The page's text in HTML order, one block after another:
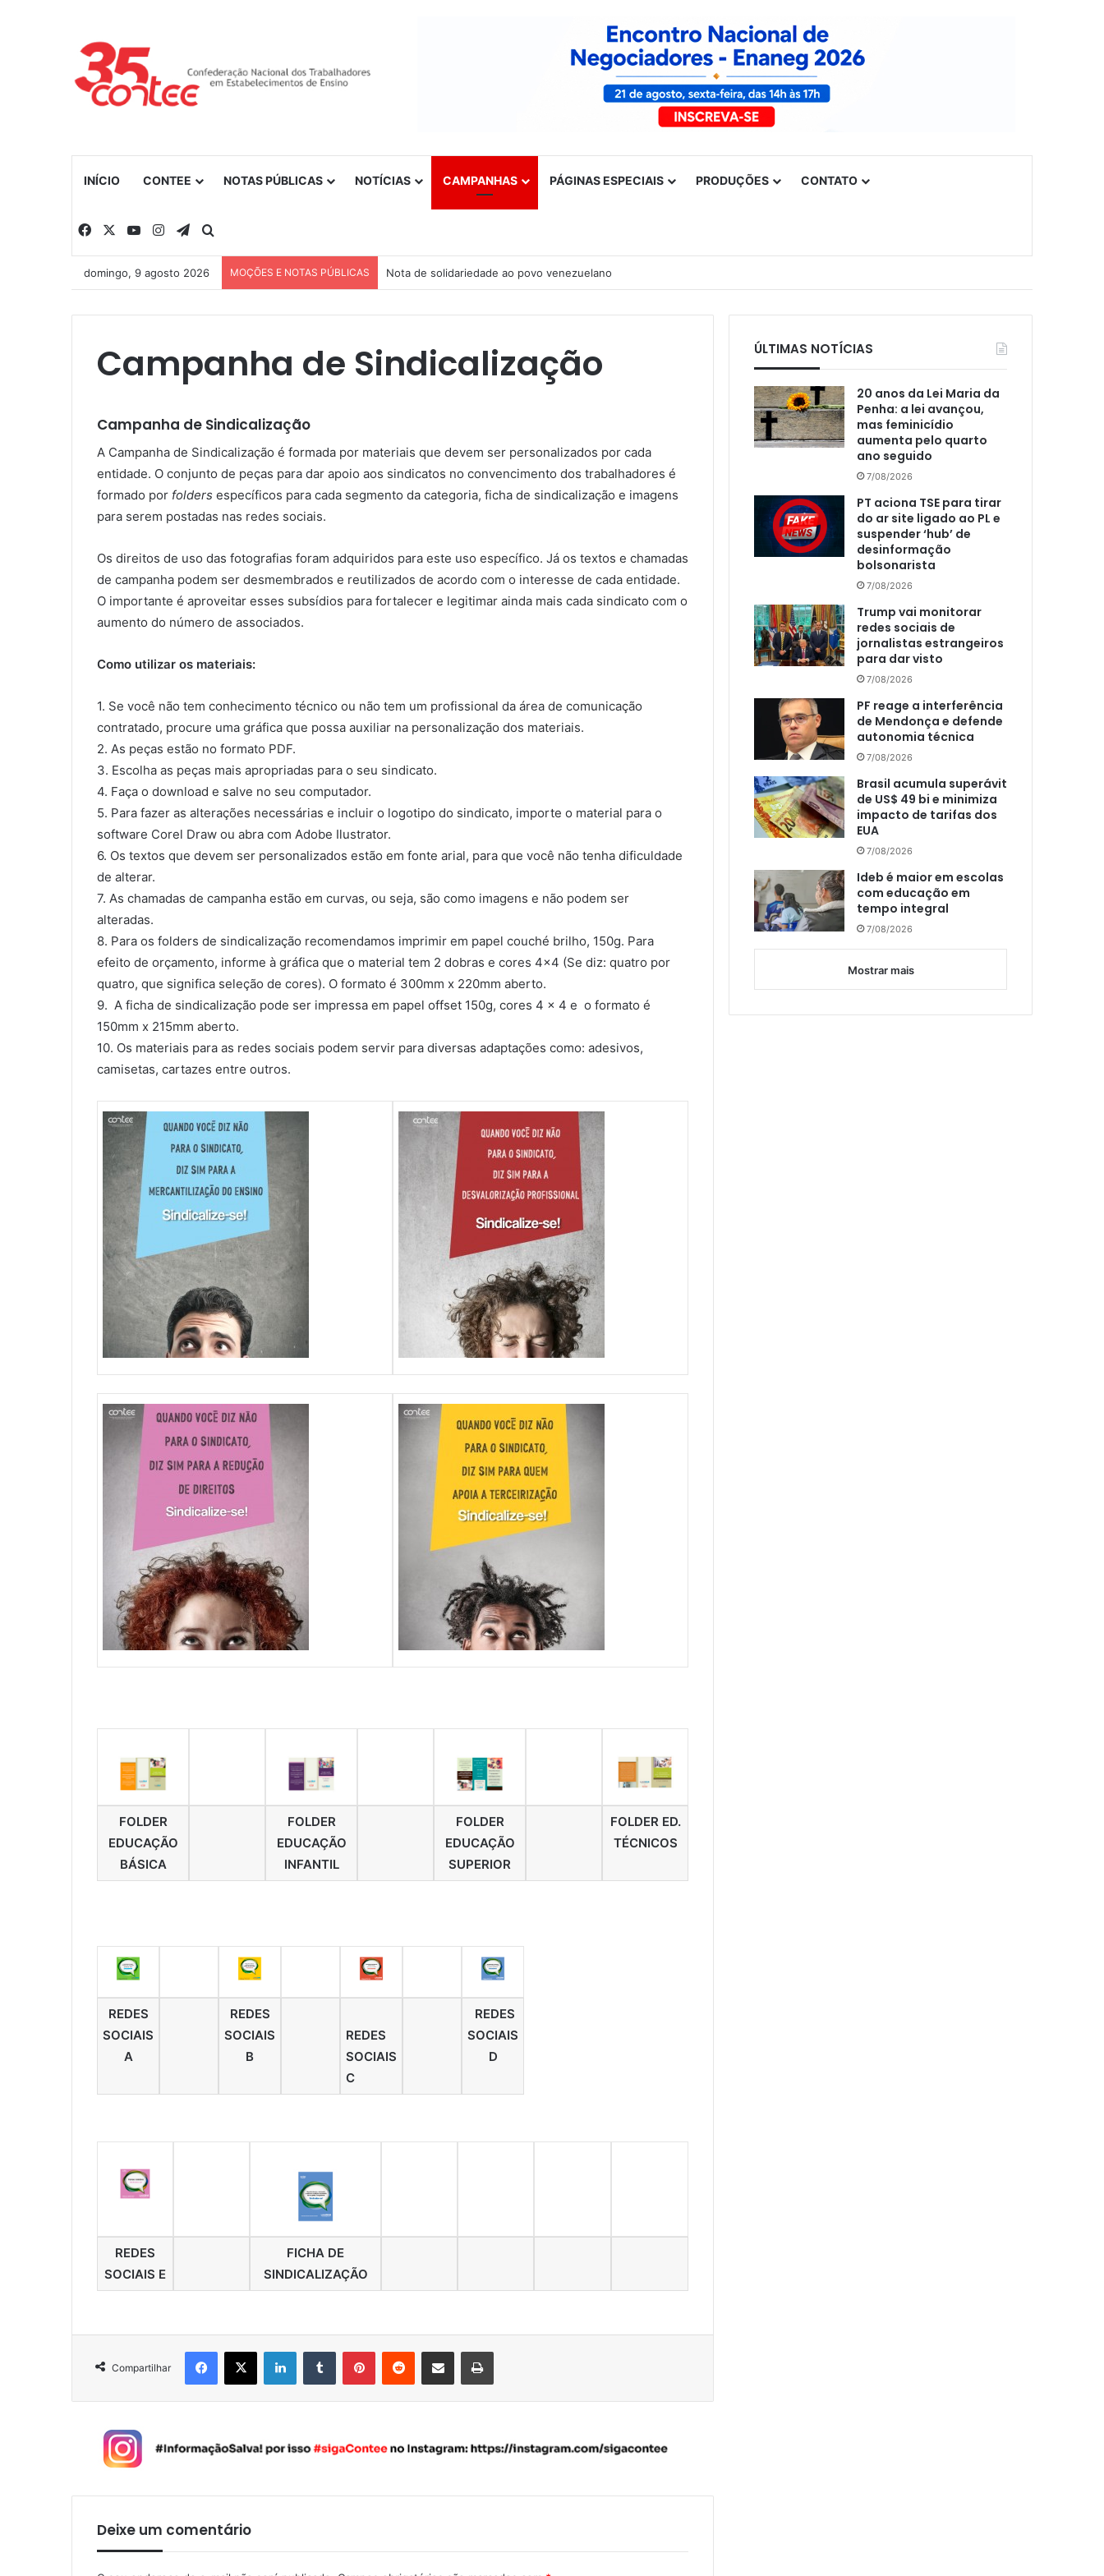
INÍCIO CONTEE NOTAS PÚBLICAS NOTÍCIAS CAMPANHAS PÁGINAS ESPECIAIS PRODUÇÕES CONTATO
Facebook YouTubeInstagramTelegram
domingo, 9 agosto 2026 MOÇÕES E NOTAS PÚBLICAS Nota de solidariedade ao povo venezuelano
Campanha de Sindicalização
Campanha de Sindicalização
A Campanha de Sindicalização é formada por materiais que devem ser personalizados por cada
entidade. O conjunto de peças para dar apoio aos sindicatos no convencimento dos trabalhadores é
formado por folders específicos para cada segmento da categoria, ficha de sindicalização e imagens
para serem postadas nas redes sociais.
Os direitos de uso das fotografias foram adquiridos para este uso específico. Já os textos e chamadas
de campanha podem ser desmembrados e reutilizados de acordo com o interesse de cada entidade.
O importante é aproveitar esses subsídios para fortalecer e legitimar ainda mais cada sindicato com o
aumento do número de associados.
Como utilizar os materiais:
1. Se você não tem conhecimento técnico ou não tem um profissional da área de comunicação
contratado, procure uma gráfica que possa auxiliar na personalização dos materiais.
2. As peças estão no formato PDF.
3. Escolha as peças mais apropriadas para o seu sindicato.
4. Faça o download e salve no seu computador.
5. Para fazer as alterações necessárias e incluir o logotipo do sindicato, importe o material para o
software Corel Draw ou abra com Adobe Ilustrator.
6. Os textos que devem ser personalizados estão em fonte arial, para que você não tenha dificuldade
de alterar.
7. As chamadas de campanha estão em curvas, ou seja, são como imagens e não podem ser
alteradas.
8. Para os folders de sindicalização recomendamos imprimir em papel couché brilho, 150g. Para
efeito de orçamento, informe à gráfica que o material tem 2 dobras e cores 4×4 (Se diz: quatro por
quatro, que significa seleção de cores). O formato é 300mm x 220mm aberto.
9. A ficha de sindicalização pode ser impressa em papel offset 150g, cores 4 x 4 e o formato é
150mm x 215mm aberto.
10. Os materiais para as redes sociais podem servir para diversas adaptações como: adesivos,
camisetas, cartazes entre outros.
FOLDER
EDUCAÇÃO
BÁSICA
FOLDER
EDUCAÇÃO
INFANTIL
FOLDER
EDUCAÇÃO
SUPERIOR
FOLDER ED.
TÉCNICOS
REDES
SOCIAIS
A
REDES
SOCIAIS
B
REDES
SOCIAIS
C
REDES
SOCIAIS
D
REDES
SOCIAIS E
FICHA DE
SINDICALIZAÇÃO
Compartilhar
Deixe um comentário
ÚLTIMAS NOTÍCIAS
20 anos da Lei Maria da
Penha: a lei avançou,
mas feminicídio
aumenta pelo quarto
ano seguido
7/08/2026
PT aciona TSE para tirar
do ar site ligado ao PL e
suspender ‘hub’ de
desinformação
bolsonarista
7/08/2026
Trump vai monitorar
redes sociais de
jornalistas estrangeiros
para dar visto
7/08/2026
PF reage a interferência
de Mendonça e defende
autonomia técnica
7/08/2026
Brasil acumula superávit
de US$ 49 bi e minimiza
impacto de tarifas dos
EUA
7/08/2026
Ideb é maior em escolas
com educação em
tempo integral
7/08/2026
Mostrar mais